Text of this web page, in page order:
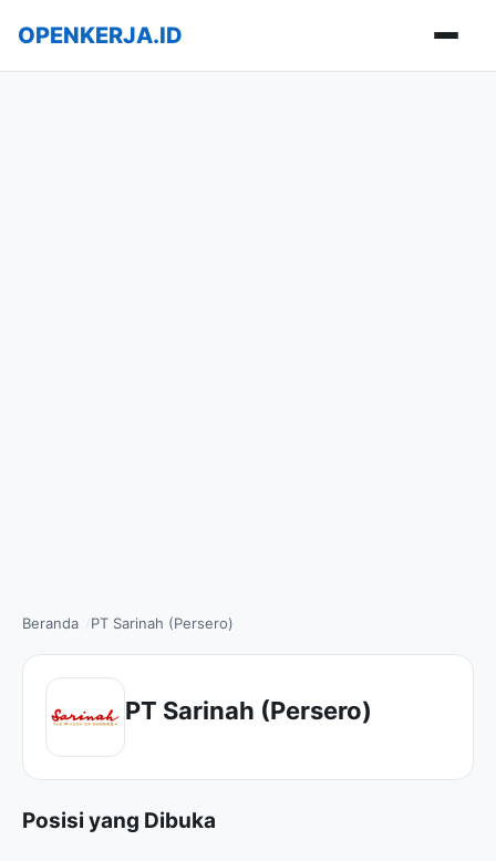
OPENKERJA.ID
Beranda PT Sarinah (Persero)
PT Sarinah (Persero)
Posisi yang Dibuka